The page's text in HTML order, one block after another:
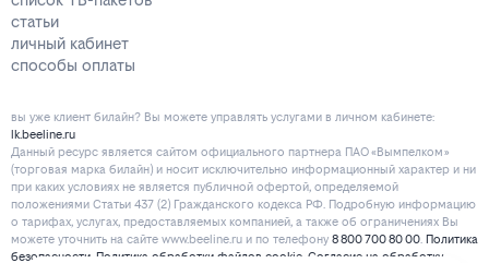
статьи
личный кабинет
способы оплаты
вы уже клиент билайн? Вы можете управлять услугами в личнoм кaбинeтe:
lk.beeline.ru
Данный ресурс является сайтом официального партнера ПАО «Вымпелком»
(торговая марка билайн) и носит исключительно информационный характер и ни
при каких условиях не является публичной офертой, определяемой
положениями Статьи 437 (2) Гражданского кодекса РФ. Подробную информацию
о тарифах, услугах, предоставляемых компанией, а также об ограничениях Вы
можете уточнить на сайте www.beeline.ru и по телефону 8 800 700 80 00. Политика
безопасности Политика обработки файлов cookie Согласие на обработку